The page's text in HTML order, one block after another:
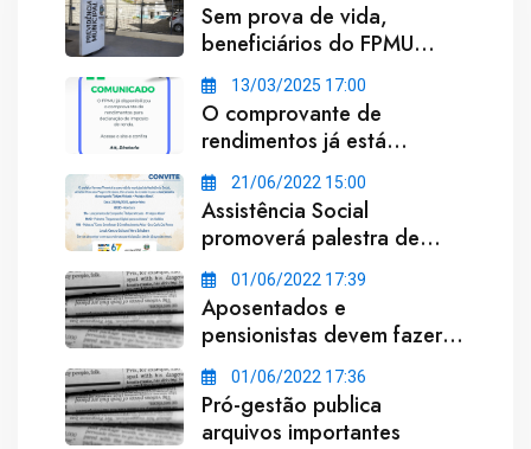
Sem prova de vida,
beneficiários do FPMU
terão pagamento suspenso
em Umuarama
13/03/2025 17:00
O comprovante de
rendimentos já está
disponivel para declaração
de imposto de renda.
21/06/2022 15:00
Assistência Social
promoverá palestra de
lançamento da campanha
"Golpes Virtuais - Proteja o
Idoso"
01/06/2022 17:39
Aposentados e
pensionistas devem fazer o
Recadastramento
Março/2017
01/06/2022 17:36
Pró-gestão publica
arquivos importantes